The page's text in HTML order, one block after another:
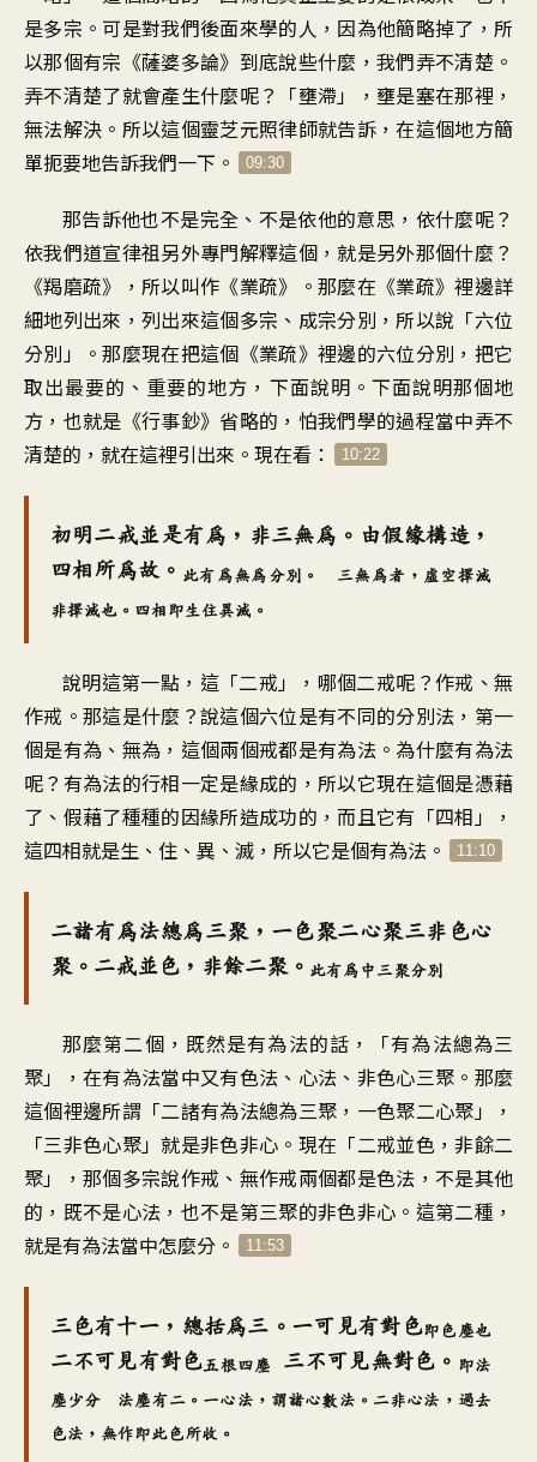
是多宗。可是對我們後面來學的人，因為他簡略掉了，所
以那個有宗《薩婆多論》到底說些什麼，我們弄不清楚。
弄不清楚了就會產生什麼呢？「壅滯」，壅是塞在那裡，
無法解決。所以這個靈芝元照律師就告訴，在這個地方簡
單扼要地告訴我們一下。
09:30
那告訴他也不是完全、不是依他的意思，依什麼呢？
依我們道宣律祖另外專門解釋這個，就是另外那個什麼？
《羯磨疏》，所以叫作《業疏》。那麼在《業疏》裡邊詳
細地列出來，列出來這個多宗、成宗分別，所以說「六位
分別」。那麼現在把這個《業疏》裡邊的六位分別，把它
取出最要的、重要的地方，下面說明。下面說明那個地
方，也就是《行事鈔》省略的，怕我們學的過程當中弄不
清楚的，就在這裡引出來。現在看：
10:22
初明二戒並是有為，非三無為。由假緣構造，
四相所為故。 此有為無為分別。 三無為者，虛空擇滅
非擇滅也。四相即生住異滅。
說明這第一點，這「二戒」，哪個二戒呢？作戒、無
作戒。那這是什麼？說這個六位是有不同的分別法，第一
個是有為、無為，這個兩個戒都是有為法。為什麼有為法
呢？有為法的行相一定是緣成的，所以它現在這個是憑藉
了、假藉了種種的因緣所造成功的，而且它有「四相」，
這四相就是生、住、異、滅，所以它是個有為法。
11:10
二諸有為法總為三聚，一色聚二心聚三非色心
聚。二戒並色，非餘二聚。 此有為中三聚分別
那麼第二個，既然是有為法的話，「有為法總為三
聚」，在有為法當中又有色法、心法、非色心三聚。那麼
這個裡邊所謂「二諸有為法總為三聚，一色聚二心聚」，
「三非色心聚」就是非色非心。現在「二戒並色，非餘二
聚」，那個多宗說作戒、無作戒兩個都是色法，不是其他
的，既不是心法，也不是第三聚的非色非心。這第二種，
就是有為法當中怎麼分。
11:53
三色有十一，總括為三。一可見有對色即色塵也
二不可見有對色五根四塵 三不可見無對色。 即法
塵少分 法塵有二。一心法，謂諸心數法。二非心法，過去
色法，無作即此色所收。